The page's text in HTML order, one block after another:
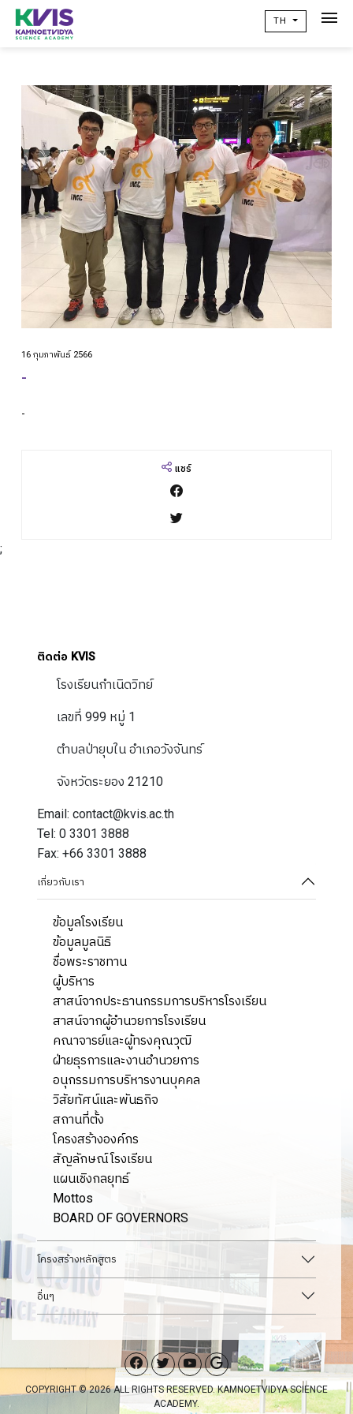
TH
เกี่ยวกับเรา
วิจัยผลสัมฤทธิ์ทางการเรียน
ข่าวสาร
เเคมปัสไลฟ์
คอมมูนิตี้
ติดต่อเรา
alumni
ปฏิทินโรงเรียน
16 กุมภาพันธ์ 2566
-
-
แชร์
;
ติดต่อ KVIS
โรงเรียนกำเนิดวิทย์
เลขที่ 999 หมู่ 1
ตำบลป่ายุบใน อำเภอวังจันทร์
จังหวัดระยอง 21210
Email: contact@kvis.ac.th
Tel: 0 3301 3888
Fax: +66 3301 3888
เกี่ยวกับเรา
ข้อมูลโรงเรียน
ข้อมูลมูลนิธิ
ชื่อพระราชทาน
ผู้บริหาร
สาสน์จากประธานกรรมการบริหารโรงเรียน
สาสน์จากผู้อำนวยการโรงเรียน
คณาจารย์และผู้ทรงคุณวุฒิ
ฝ่ายธุรการและงานอำนวยการ
อนุกรรมการบริหารงานบุคคล
วิสัยทัศน์และพันธกิจ
สถานที่ตั้ง
โครงสร้างองค์กร
สัญลักษณ์โรงเรียน
แผนเชิงกลยุทธ์
Mottos
BOARD OF GOVERNORS
โครงสร้างหลักสูตร
อื่นๆ
COPYRIGHT © 2026 ALL RIGHTS RESERVED. KAMNOETVIDYA SCIENCE
ACADEMY.